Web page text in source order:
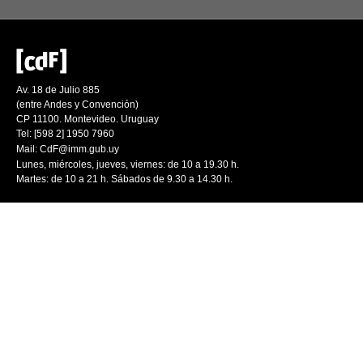
Av. 18 de Julio 885
(entre Andes y Convención)
CP 11100. Montevideo. Uruguay
Tel: [598 2] 1950 7960
Mail: CdF@imm.gub.uy
Lunes, miércoles, jueves, viernes: de 10 a 19.30 h.
Martes: de 10 a 21 h. Sábados de 9.30 a 14.30 h.